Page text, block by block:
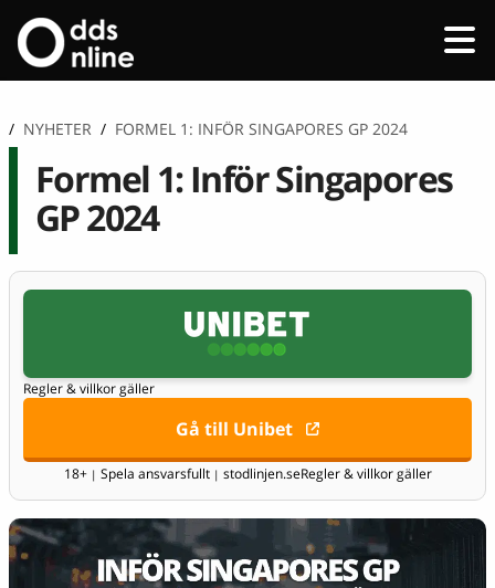
/ NYHETER / FORMEL 1: INFÖR SINGAPORES GP 2024
Formel 1: Inför Singapores
GP 2024
Regler & villkor gäller
Gå till Unibet
18+ | Spela ansvarsfullt | stodlinjen.seRegler & villkor gäller